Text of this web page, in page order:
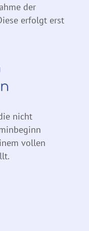
der
erfolgt erst
nicht
vollen